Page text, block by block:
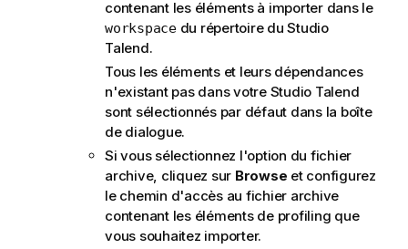
contenant les éléments à importer dans le
workspacedu répertoire duStudio
Talend.
Tous les éléments et leurs dépendances
n'existant pas dans votre Studio Talend
sont sélectionnés par défaut dans la boîte
de dialogue.
Si vous sélectionnez l'option du fichier
archive, cliquez sur Browse et configurez
le chemin d'accès au fichier archive
contenant les éléments de profiling que
vous souhaitez importer.